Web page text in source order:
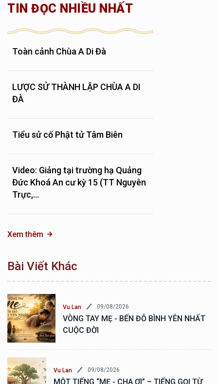
TIN ĐỌC NHIỀU NHẤT
Toàn cảnh Chùa A Di Đà
LƯỢC SỬ THÀNH LẬP CHÙA A DI
ĐÀ
Tiểu sử cố Phật tử Tâm Biên
Video: Giảng tại trường hạ Quảng
Đức Khoá An cư kỳ 15 (TT Nguyên
Trực,...
Xem thêm
Bài Viết Khác
Vu Lan 09/08/2026
VÒNG TAY MẸ - BẾN ĐỖ BÌNH YÊN NHẤT
CUỘC ĐỜI
Vu Lan 09/08/2026
MỘT TIẾNG “MẸ - CHA ƠI” – TIẾNG GỌI TỪ